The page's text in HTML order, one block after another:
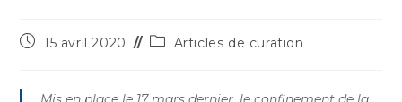
Publication
15 avril 2020
PostArticles de curation